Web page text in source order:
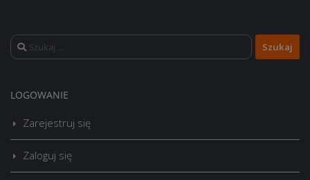
Szukaj:
LOGOWANIE
Zarejestruj się
Zaloguj się